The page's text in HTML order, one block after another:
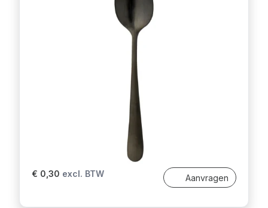
€ 0,30 excl. BTW Aanvragen